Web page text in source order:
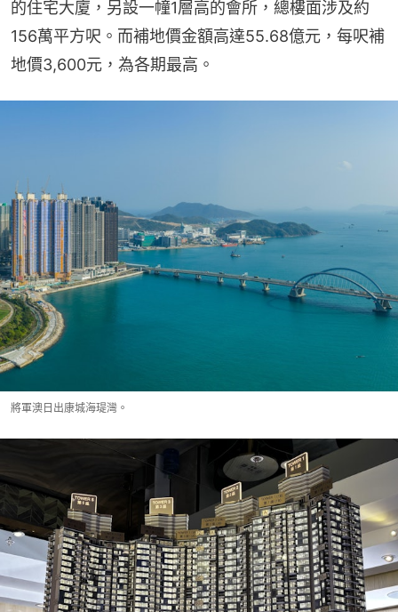
的住宅大廈，另設一幢1層高的會所，總樓面涉及約
156萬平方呎。而補地價金額高達55.68億元，每呎補
地價3,600元，為各期最高。
將軍澳日出康城海瑅灣。